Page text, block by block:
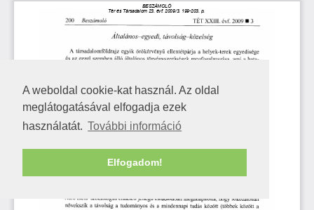
A weboldal cookie-kat használ. Az oldal
meglátogatásával elfogadja ezek
használatát. További információ
Elfogadom!